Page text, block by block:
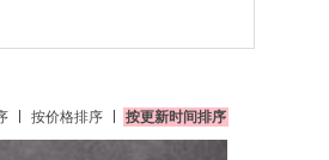
按价格排序 按更新时间排序